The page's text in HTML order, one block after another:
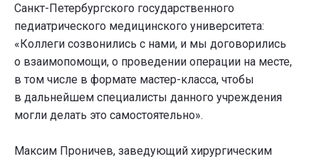
Санкт-Петербургского государственного
педиатрического медицинского университета:
«Коллеги созвонились с нами, и мы договорились
о взаимопомощи, о проведении операции на месте,
в том числе в формате мастер-класса, чтобы
в дальнейшем специалисты данного учреждения
могли делать это самостоятельно».
Максим Проничев, заведующий хирургическим